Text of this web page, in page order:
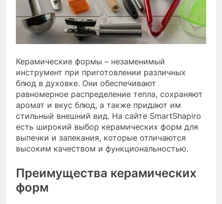
Керамические формы – незаменимый
инструмент при приготовлении различных
блюд в духовке. Они обеспечивают
равномерное распределение тепла, сохраняют
аромат и вкус блюд, а также придают им
стильный внешний вид. На сайте SmartShapiro
есть широкий выбор керамических форм для
выпечки и запекания, которые отличаются
высоким качеством и функциональностью.
Преимущества керамических
форм